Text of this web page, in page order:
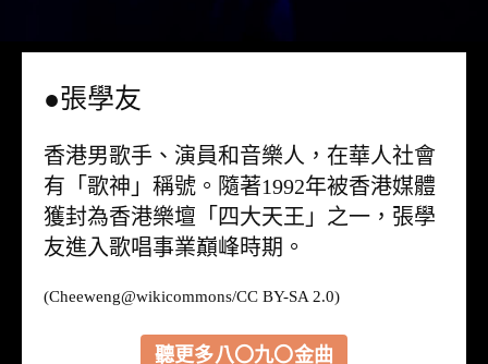
●張學友
香港男歌手、演員和音樂人，在華人社會
有「歌神」稱號。隨著1992年被香港媒體
獲封為香港樂壇「四大天王」之一，張學
友進入歌唱事業巔峰時期。
(Cheeweng@wikicommons/CC BY-SA 2.0)
聽更多八〇九〇金曲